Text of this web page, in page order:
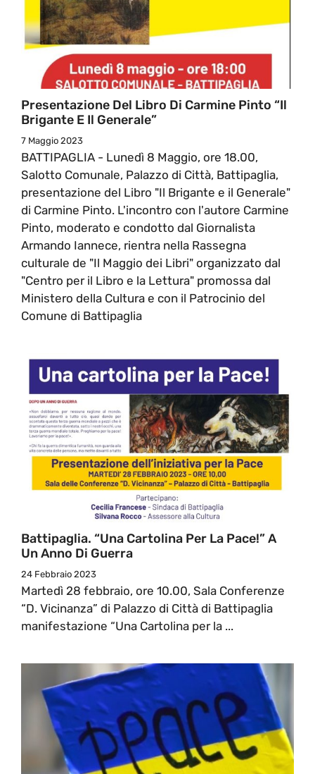
Presentazione Del Libro Di Carmine Pinto “Il
Brigante E Il Generale”
7 Maggio 2023
BATTIPAGLIA - Lunedì 8 Maggio, ore 18.00,
Salotto Comunale, Palazzo di Città, Battipaglia,
presentazione del Libro "Il Brigante e il Generale"
di Carmine Pinto. L'incontro con l'autore Carmine
Pinto, moderato e condotto dal Giornalista
Armando Iannece, rientra nella Rassegna
culturale de "Il Maggio dei Libri" organizzato dal
"Centro per il Libro e la Lettura" promossa dal
Ministero della Cultura e con il Patrocinio del
Comune di Battipaglia
Battipaglia. “Una Cartolina Per La Pace!” A
Un Anno Di Guerra
24 Febbraio 2023
Martedì 28 febbraio, ore 10.00, Sala Conferenze
“D. Vicinanza” di Palazzo di Città di Battipaglia
manifestazione “Una Cartolina per la ...